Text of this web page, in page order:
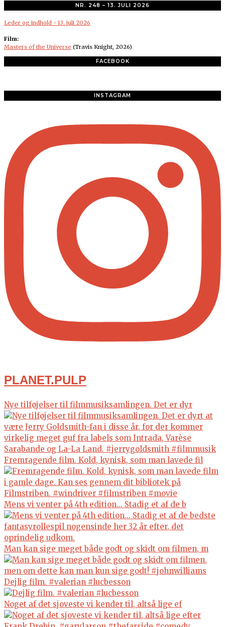
NR. 248 – 13. JULI 2026
Leder og indhold - 13. juli 2026
Film:
Masters of the Universe (Travis Knight, 2026)
FACEBOOK
INSTAGRAM
PLANET.PULP
Nye tilføjelser til filmmusiksamlingen. Det er dyr
Fremragende film. Kold, kynisk, som man lavede fil
Mens vi venter på 4th edition... Stadig et af de b
Man kan sige meget både godt og skidt om filmen, m
Dejlig film. #valerian #lucbesson
Noget af det sjoveste vi kender til, altså lige ef